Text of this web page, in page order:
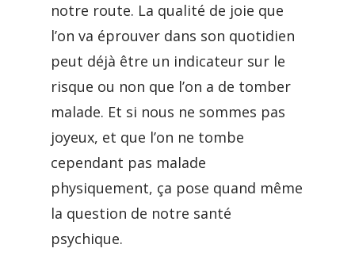
notre route. La qualité de joie que
l’on va éprouver dans son quotidien
peut déjà être un indicateur sur le
risque ou non que l’on a de tomber
malade. Et si nous ne sommes pas
joyeux, et que l’on ne tombe
cependant pas malade
physiquement, ça pose quand même
la question de notre santé
psychique.